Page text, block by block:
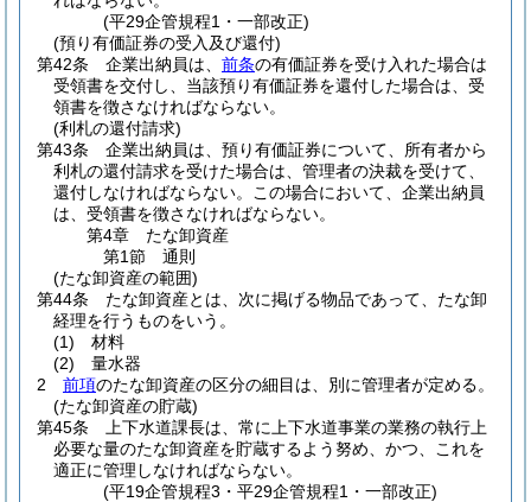
(平29企管規程1・一部改正)
(預り有価証券の受入及び還付)
第42条
企業出納員は、 前条の有価証券を受け入れた場合は
受領書を交付し、当該預り有価証券を還付した場合は、受
領書を徴さなければならない。
(利札の還付請求)
第43条
企業出納員は、預り有価証券について、所有者から
利札の還付請求を受けた場合は、管理者の決裁を受けて、
還付しなければならない。
この場合において、企業出納員
は、受領書を徴さなければならない。
第4章
たな卸資産
第1節
通則
(たな卸資産の範囲)
第44条
たな卸資産とは、次に掲げる物品であって、たな卸
経理を行うものをいう。
(1)
材料
(2)
量水器
2
前項のたな卸資産の区分の細目は、別に管理者が定める。
(たな卸資産の貯蔵)
第45条
上下水道課長は、常に上下水道事業の業務の執行上
必要な量のたな卸資産を貯蔵するよう努め、かつ、これを
適正に管理しなければならない。
(平19企管規程3・平29企管規程1・一部改正)